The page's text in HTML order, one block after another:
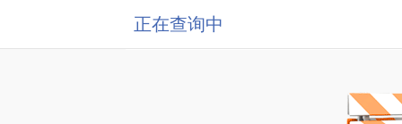
正在查询中